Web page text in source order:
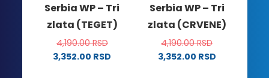
Serbia WP – Tri
zlata (TEGET)
4,190.00RSD
3,352.00 RSD
Serbia WP – Tri
zlata (CRVENE)
4,190.00RSD
3,352.00 RSD